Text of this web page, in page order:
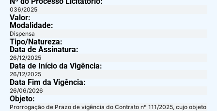
036/2025
Valor:
Modalidade:
Dispensa
Tipo/Natureza:
Data de Assinatura:
26/12/2025
Data de Início da Vigência:
26/12/2025
Data Fim da Vigência:
26/06/2026
Objeto:
Prorrogação de Prazo de vigência do Contrato nº 111/2025, cujo objeto